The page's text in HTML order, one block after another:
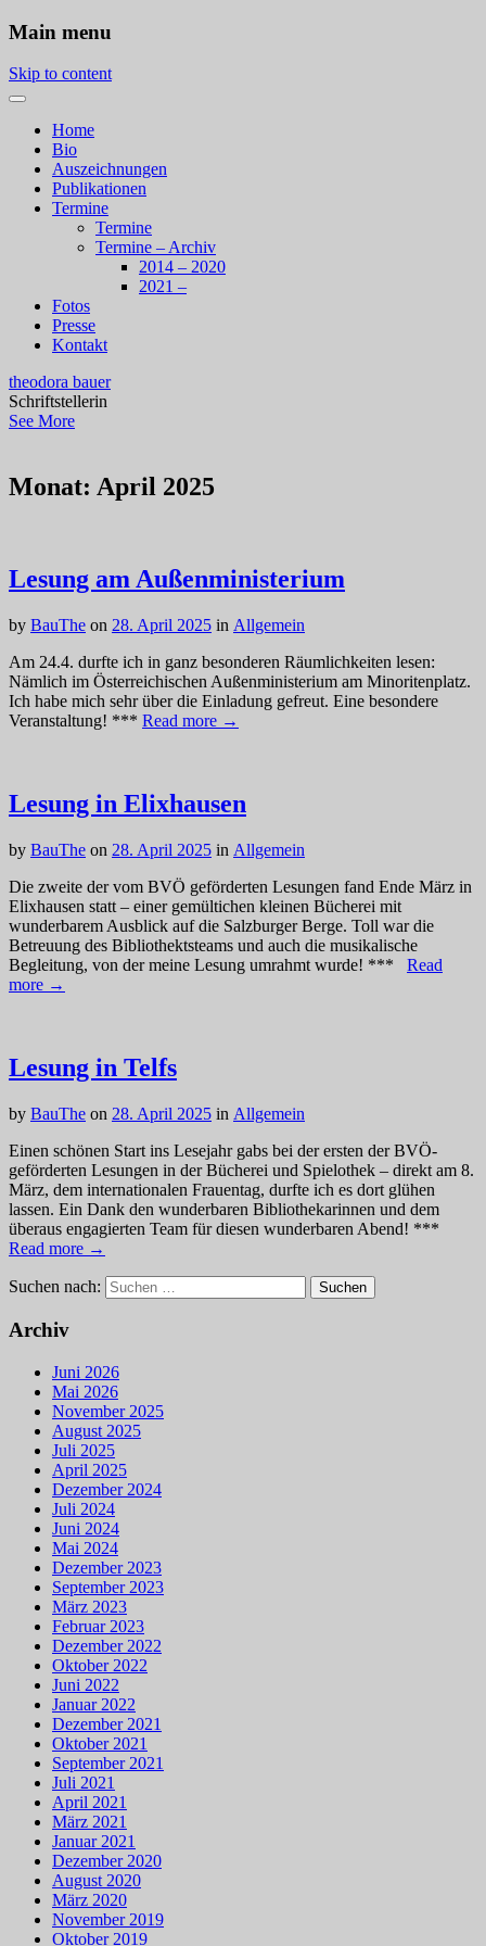
Main menu
Skip to content
Home
Bio
Auszeichnungen
Publikationen
Termine
Termine
Termine – Archiv
2014 – 2020
2021 –
Fotos
Presse
Kontakt
theodora bauer
Schriftstellerin
See More
Monat: April 2025
Lesung am Außenministerium
by BauThe on 28. April 2025 in Allgemein
Am 24.4. durfte ich in ganz besonderen Räumlichkeiten lesen:
Nämlich im Österreichischen Außenministerium am Minoritenplatz.
Ich habe mich sehr über die Einladung gefreut. Eine besondere
Veranstaltung! *** Read more →
Lesung in Elixhausen
by BauThe on 28. April 2025 in Allgemein
Die zweite der vom BVÖ geförderten Lesungen fand Ende März in
Elixhausen statt – einer gemültichen kleinen Bücherei mit
wunderbarem Ausblick auf die Salzburger Berge. Toll war die
Betreuung des Bibliothektsteams und auch die musikalische
Begleitung, von der meine Lesung umrahmt wurde! *** Read
more →
Lesung in Telfs
by BauThe on 28. April 2025 in Allgemein
Einen schönen Start ins Lesejahr gabs bei der ersten der BVÖ-
geförderten Lesungen in der Bücherei und Spielothek – direkt am 8.
März, dem internationalen Frauentag, durfte ich es dort glühen
lassen. Ein Dank den wunderbaren Bibliothekarinnen und dem
überaus engagierten Team für diesen wunderbaren Abend! ***
Read more →
Suchen nach:
Archiv
Juni 2026
Mai 2026
November 2025
August 2025
Juli 2025
April 2025
Dezember 2024
Juli 2024
Juni 2024
Mai 2024
Dezember 2023
September 2023
März 2023
Februar 2023
Dezember 2022
Oktober 2022
Juni 2022
Januar 2022
Dezember 2021
Oktober 2021
September 2021
Juli 2021
April 2021
März 2021
Januar 2021
Dezember 2020
August 2020
März 2020
November 2019
Oktober 2019